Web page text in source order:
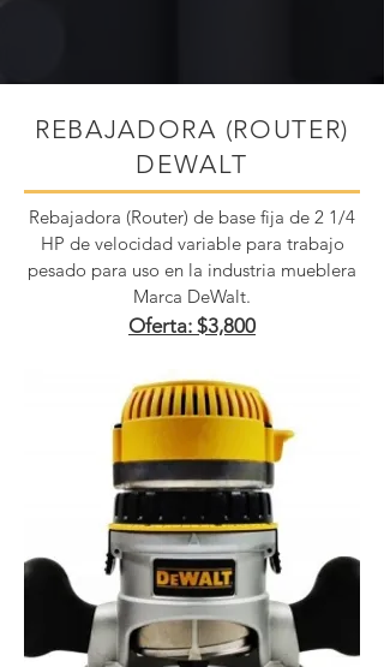
REBAJADORA (ROUTER)
DEWALT
Rebajadora (Router) de base fija de 2 1/4
HP de velocidad variable para trabajo
pesado para uso en la industria mueblera
Marca DeWalt.
Oferta: $3,800